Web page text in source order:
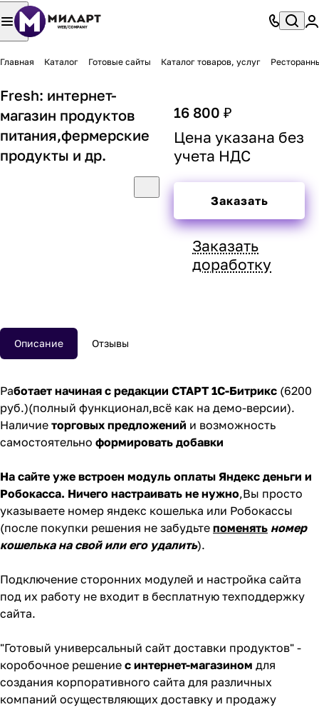
Главная Каталог Готовые сайты Каталог товаров, услуг
Fresh: интернет-
магазин продуктов
питания,фермерские
продукты и др.
16 800 ₽
Цена указана без
учета НДС
Заказать
Заказать
доработку
Описание Отзывы
Работает начиная с редакции СТАРТ 1С-Битрикс (6200
руб.)(полный функционал,всё как на демо-версии).
Наличие торговых предложений и возможность
самостоятельно формировать добавки
На сайте уже встроен модуль оплаты Яндекс деньги и
Робокасса. Ничего настраивать не нужно,Вы просто
указываете номер яндекс кошелька или Робокассы
(после покупки решения не забудьте поменять номер
кошелька на свой или его удалить).
Подключение сторонних модулей и настройка сайта
под их работу не входит в бесплатную техподдержку
сайта.
"Готовый универсальный сайт доставки продуктов" -
коробочное решение с интернет-магазином для
создания корпоративного сайта для различных
компаний осуществляющих доставку и продажу